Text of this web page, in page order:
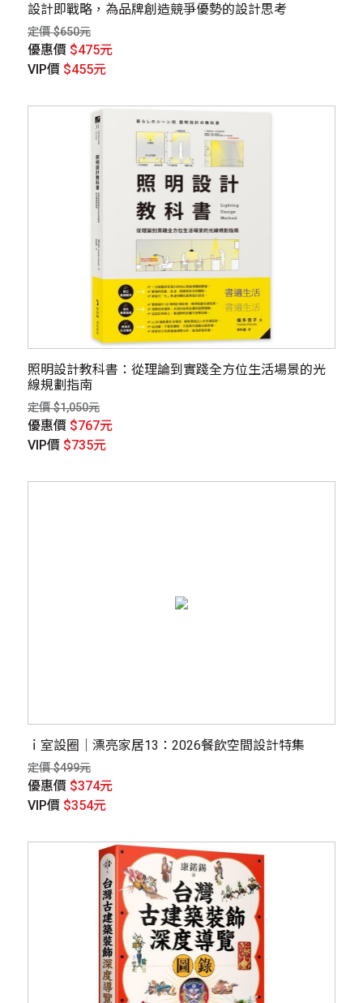
設計即戰略，為品牌創造競爭優勢的設計思考
定價 $650元
優惠價 $475元
VIP價 $455元
照明設計教科書：從理論到實踐全方位生活場景的光
線規劃指南
定價 $1,050元
優惠價 $767元
VIP價 $735元
ｉ室設圈│漂亮家居13：2026餐飲空間設計特集
定價 $499元
優惠價 $374元
VIP價 $354元